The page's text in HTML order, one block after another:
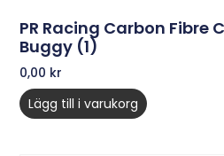
PR Racing Carbon Fibre
Buggy (1)
0,00 kr
Lägg till i varukorg